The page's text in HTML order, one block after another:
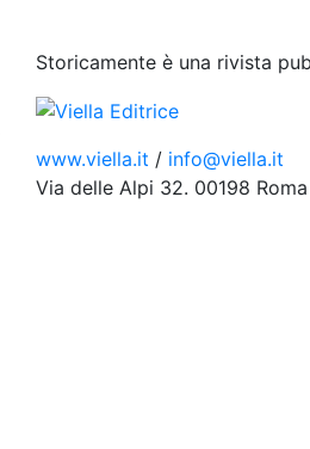
Storicamente è una rivista
www.viella.it / info@viella.it
Via delle Alpi 32. 00198 Roma